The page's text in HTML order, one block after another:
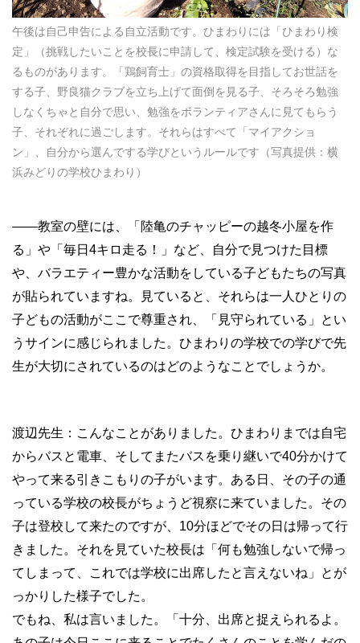
午後は自己申告による自立活動です。ひまわりには「ひまわり検
定」（挑戦したいことを校長に申請して、検定試験を受ける）な
るものがあります。「鶏飼育士」の資格取得を目指してお世話を
する子、野良猫クラブを立ち上げて面倒を見る子、そろそろ勉強
しなくちゃと自分で思い、勉強をボランティアさんに見てもらう
子、それぞれに過ごします。それらはすべて「マイアクショ
ン」、自分から選んでする学びというルールです（写真提供：横
浜みどりの学校ひまわり）
——教室の壁には、「陸亀のチャッピーの越冬小屋を作
る」や「毎日4キロ走る！」など、自分で見つけた目標
や、バラエティー豊かな活動をしている子どもたちの写真
が貼られていますね。見ていると、それらは一人ひとりの
子どもの活動がここで尊重され、「見守られている」とい
うサインに感じられました。ひまわりの学校での学びで先
生が大切にされているのはどのようなことでしょうか。
渡辺先生：こんなことがありました。ひまわりまでは自宅
からバスと電車、そしてまたバスを乗り継いで40分かけて
やって来る引きこもりの子がいます。ある日、その子の通
っている学校の校長がちょうど視察に来ていました。その
子は登校して来たのですが、10分ほどでその日は帰って行
きました。それを見ていた校長は「何も勉強しないで帰っ
てしまって、これでは学校に出席したと言えないね」とが
っかりした様子でした。
でもね、私は言いました。「十分、出席と捉えられるよ。